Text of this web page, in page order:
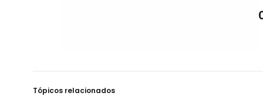
Tópicos relacionados